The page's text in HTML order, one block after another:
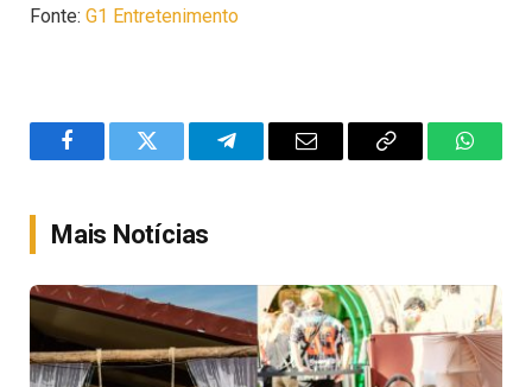
Fonte: G1 Entretenimento
FacebookTwitter TelegramEmail
Copy
Mais Notícias